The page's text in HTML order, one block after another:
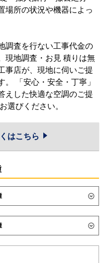
場所の状況や機器によっ
調査を行ない工事代金の
現地調査・お見 積りは無
事店が、現地に伺いご提
「安心・安全・丁寧」
えした快適な空調のご提
選びください。
はこちら
SSRA56DV
SSRA56CNV